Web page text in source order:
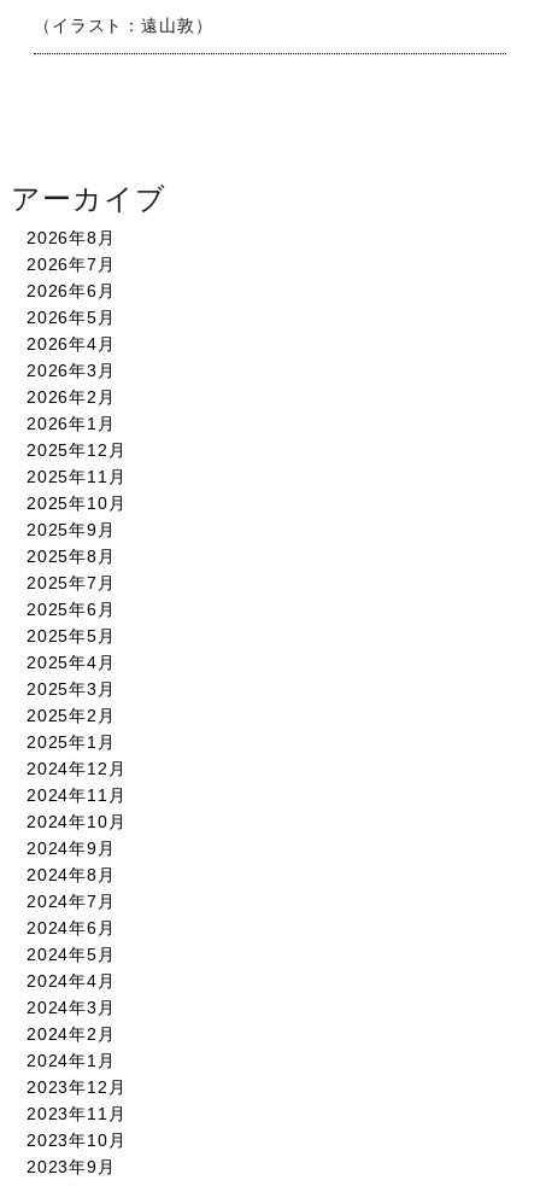
（イラスト：遠山敦）
アーカイブ
2026年8月
2026年7月
2026年6月
2026年5月
2026年4月
2026年3月
2026年2月
2026年1月
2025年12月
2025年11月
2025年10月
2025年9月
2025年8月
2025年7月
2025年6月
2025年5月
2025年4月
2025年3月
2025年2月
2025年1月
2024年12月
2024年11月
2024年10月
2024年9月
2024年8月
2024年7月
2024年6月
2024年5月
2024年4月
2024年3月
2024年2月
2024年1月
2023年12月
2023年11月
2023年10月
2023年9月